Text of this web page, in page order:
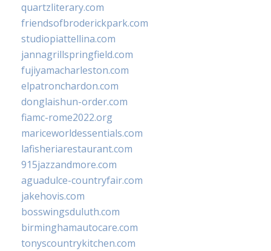
quartzliterary.com
friendsofbroderickpark.com
studiopiattellina.com
jannagrillspringfield.com
fujiyamacharleston.com
elpatronchardon.com
donglaishun-order.com
fiamc-rome2022.org
mariceworldessentials.com
lafisheriarestaurant.com
915jazzandmore.com
aguadulce-countryfair.com
jakehovis.com
bosswingsduluth.com
birminghamautocare.com
tonyscountrykitchen.com